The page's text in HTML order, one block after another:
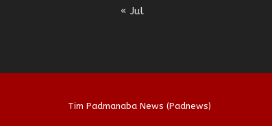
« Jul
Tim Padmanaba News (Padnews)